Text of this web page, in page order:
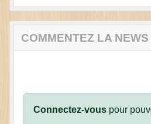
COMMENTEZ LA NEWS
Connectez-vous pour